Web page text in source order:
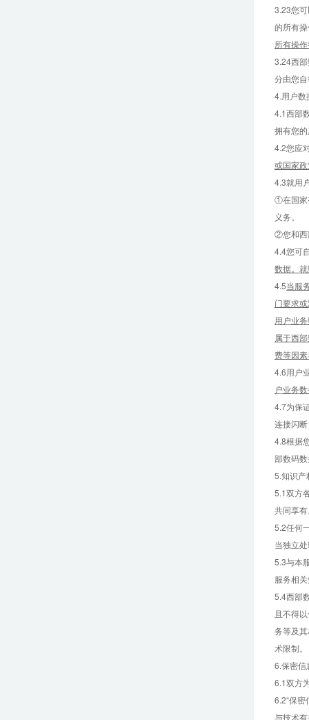
3.23您
的所有
所有操
3.24西
分由您
4.用户数
4.1西部
拥有您
4.2您应
或国家
4.3就用
①在国家
义务。
②您和西
4.4您可
数据。
4.5当服
门要求
用户业
属于西
费等因
4.6用户
户业务
4.7为保
连接闪
4.8根据
部数码
5.知识产
5.1双方
共同享
5.2任何
当独立
5.3与本
服务相
5.4西部
且不得
务等及
术限制。
6.保密信
6.1双方
6.2“保
与技术